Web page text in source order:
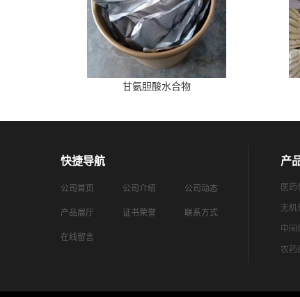
甘氨胆酸水合物
快捷导航
公司首页 公司介绍 公司动态
产品展厅 证书荣誉 联系方式
在线留言
产
医
无机
中间
农药